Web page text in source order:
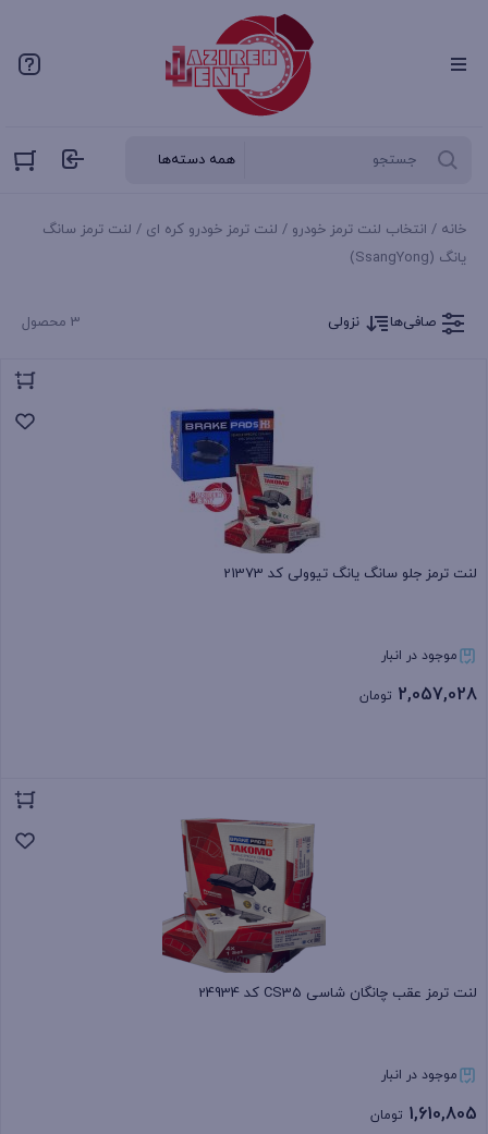
خانه / انتخاب لنت ترمز خودرو / لنت ترمز خودرو کره‌ ای / لنت ترمز سانگ
یانگ (SsangYong)
3 محصول صافی‌ها نزولی
لنت ترمز جلو سانگ یانگ تیوولی کد 21373
موجود در انبار
2,057,028 تومان
لنت ترمز عقب چانگان شاسی CS35 کد 24934
موجود در انبار
1,610,805 تومان